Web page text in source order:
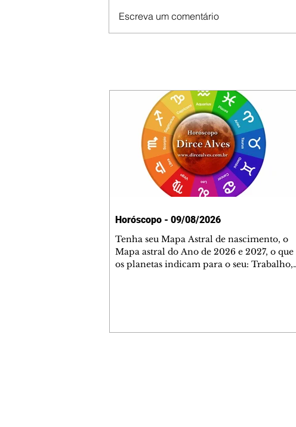
Escreva um comentário
Horóscopo - 09/08/2026
Tenha seu Mapa Astral de nascimento, o
Mapa astral do Ano de 2026 e 2027, o que
os planetas indicam para o seu: Trabalho,